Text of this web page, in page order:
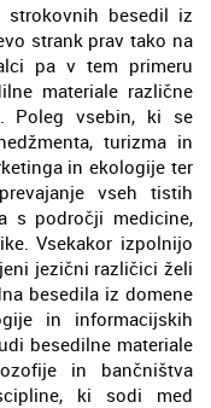
strokovnih besedil iz
strank prav tako na
pa v tem primeru
materiale različne
Poleg vsebin, ki se
turizma in
in ekologije ter
vseh tistih
s področji medicine,
Vsekakor izpolnijo
jezični različici želi
besedila iz domene
in informacijskih
besedilne materiale
in bančništva
ki sodi med